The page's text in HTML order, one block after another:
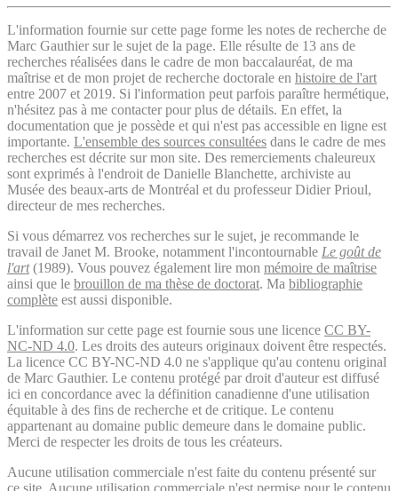
L'information fournie sur cette page forme les notes de recherche de
Marc Gauthier sur le sujet de la page. Elle résulte de 13 ans de
recherches réalisées dans le cadre de mon baccalauréat, de ma
maîtrise et de mon projet de recherche doctorale en histoire de l'art
entre 2007 et 2019. Si l'information peut parfois paraître hermétique,
n'hésitez pas à me contacter pour plus de détails. En effet, la
documentation que je possède et qui n'est pas accessible en ligne est
importante. L'ensemble des sources consultées dans le cadre de mes
recherches est décrite sur mon site. Des remerciements chaleureux
sont exprimés à l'endroit de Danielle Blanchette, archiviste au
Musée des beaux-arts de Montréal et du professeur Didier Prioul,
directeur de mes recherches.
Si vous démarrez vos recherches sur le sujet, je recommande le
travail de Janet M. Brooke, notamment l'incontournable Le goût de
l'art(1989). Vous pouvez également lire mon mémoire de maîtrise
ainsi que le brouillon de ma thèse de doctorat. Ma bibliographie
complète est aussi disponible.
L'information sur cette page est fournie sous une licence CC BY-
NC-ND 4.0. Les droits des auteurs originaux doivent être respectés.
La licence CC BY-NC-ND 4.0 ne s'applique qu'au contenu original
de Marc Gauthier. Le contenu protégé par droit d'auteur est diffusé
ici en concordance avec la définition canadienne d'une utilisation
équitable à des fins de recherche et de critique. Le contenu
appartenant au domaine public demeure dans le domaine public.
Merci de respecter les droits de tous les créateurs.
Aucune utilisation commerciale n'est faite du contenu présenté sur